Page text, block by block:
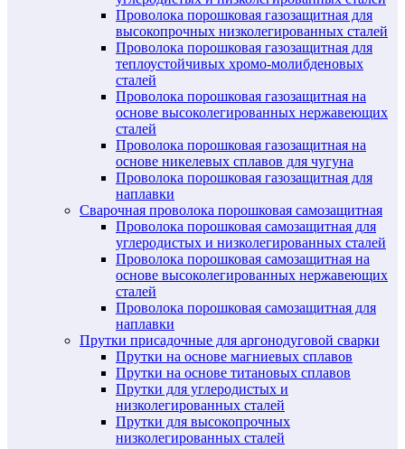
Проволока порошковая газозащитная для
высокопрочных низколегированных сталей
Проволока порошковая газозащитная для
теплоустойчивых хромо-молибденовых
сталей
Проволока порошковая газозащитная на
основе высоколегированных нержавеющих
сталей
Проволока порошковая газозащитная на
основе никелевых сплавов для чугуна
Проволока порошковая газозащитная для
наплавки
Сварочная проволока порошковая самозащитная
Проволока порошковая самозащитная для
углеродистых и низколегированных сталей
Проволока порошковая самозащитная на
основе высоколегированных нержавеющих
сталей
Проволока порошковая самозащитная для
наплавки
Прутки присадочные для аргонодуговой сварки
Прутки на основе магниевых сплавов
Прутки на основе титановых сплавов
Прутки для углеродистых и
низколегированных сталей
Прутки для высокопрочных
низколегированных сталей